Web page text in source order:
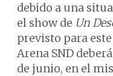
debido a una
el show de Un
previsto para
Arena SND
de junio, en el